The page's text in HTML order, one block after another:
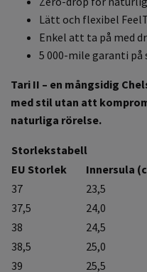
Lätt och flexibel
Enkel att ta på med
5 000-mile garanti på
Tari II – en mångsidig
med stil utan att
naturliga rörelse.
Storlekstabell
EU Storlek
Innersula
37
23,5
37,5
24,0
38
24,5
38,5
25,0
39
25,5